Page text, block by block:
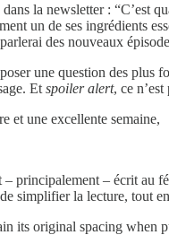
la newsletter : “C’est
un de ses ingrédients
des nouveaux
une question des plus
Et spoiler alert, ce
et une excellente semaine,
– principalement – écrit
simplifier la lecture, tout
its original spacing when